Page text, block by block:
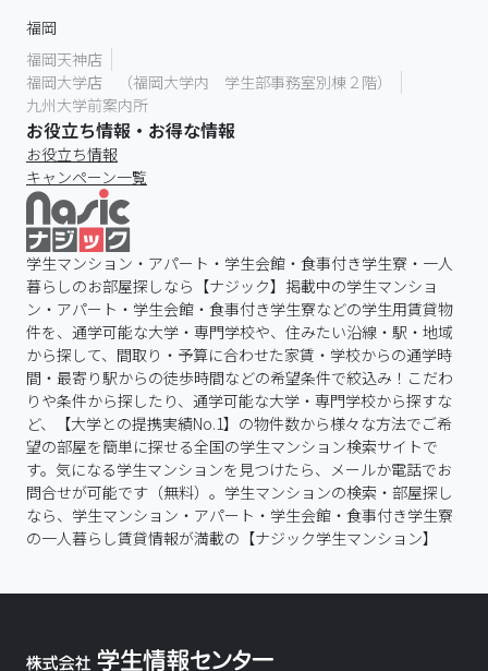
福岡
福岡天神店
福岡大学店 （福岡大学内 学生部事務室別棟２階）
九州大学前案内所
お役立ち情報・お得な情報
お役立ち情報
キャンペーン一覧
学生マンション・アパート・学生会館・食事付き学生寮・一人
暮らしのお部屋探しなら【ナジック】掲載中の学生マンショ
ン・アパート・学生会館・食事付き学生寮などの学生用賃貸物
件を、通学可能な大学・専門学校や、住みたい沿線・駅・地域
から探して、間取り・予算に合わせた家賃・学校からの通学時
間・最寄り駅からの徒歩時間などの希望条件で絞込み！こだわ
りや条件から探したり、通学可能な大学・専門学校から探すな
ど、【大学との提携実績No.1】の物件数から様々な方法でご希
望の部屋を簡単に探せる全国の学生マンション検索サイトで
す。気になる学生マンションを見つけたら、メールか電話でお
問合せが可能です（無料）。学生マンションの検索・部屋探し
なら、学生マンション・アパート・学生会館・食事付き学生寮
の一人暮らし賃貸情報が満載の【ナジック学生マンション】